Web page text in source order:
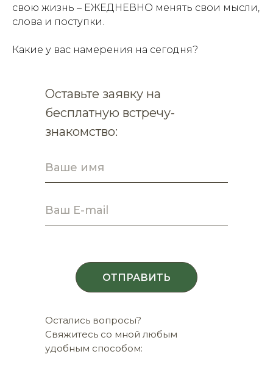
свою жизнь – ЕЖЕДНЕВНО менять свои мысли,
слова и поступки.
Какие у вас намерения на сегодня?
ОТПРАВИТЬ
Оставьте заявку на
бесплатную встречу-
знакомство:
Остались вопросы?
Свяжитесь со мной любым
удобным способом: